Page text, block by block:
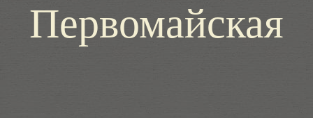
Первомайская